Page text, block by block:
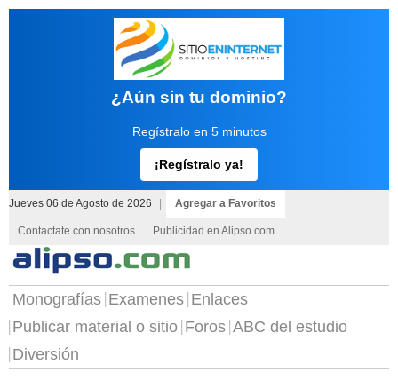
¿Aún sin tu dominio?
Regístralo en 5 minutos
¡Regístralo ya!
Jueves 06 de Agosto de 2026 Agregar a Favoritos
Contactate con nosotros Publicidad en Alipso.com
Monografías Examenes Enlaces
Publicar material o sitio Foros ABC del estudio
Diversión